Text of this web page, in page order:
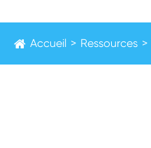
Accueil Ressources